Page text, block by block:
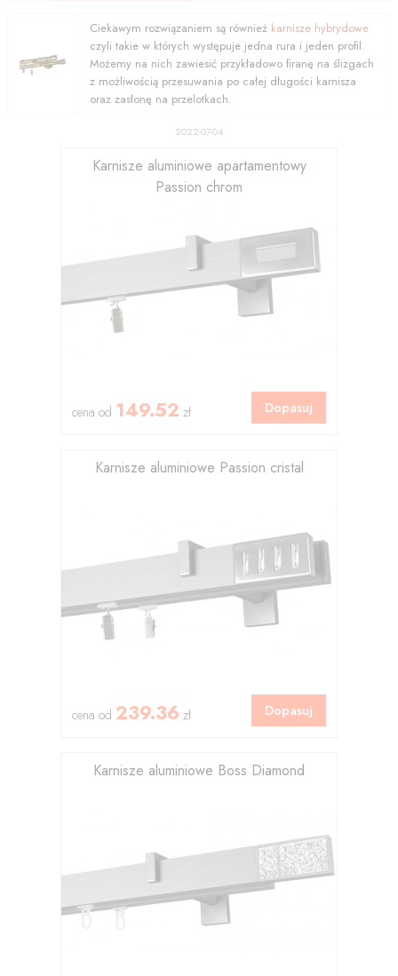
Ciekawym rozwiązaniem są również karnisze hybrydowe
czyli takie w których występuje jedna rura i jeden profil.
Możemy na nich zawiesić przykładowo firanę na ślizgach
z możliwością przesuwania po całej długości karnisza
oraz zasłonę na przelotkach.
2022-07-04
Karnisze aluminiowe apartamentowy
Passion chrom
cena od 149.52 zł Dopasuj
Karnisze aluminiowe Passion cristal
cena od 239.36 zł Dopasuj
Karnisze aluminiowe Boss Diamond